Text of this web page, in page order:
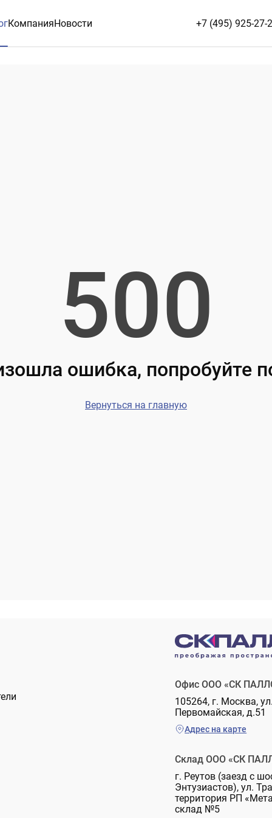
КомпанияНовости +7 (495) 925-27-
500
ошибка, попробуйте
Вернуться на главную
Офис ООО «СК
105264, г. Москва,
Первомайская, д.51
Адрес на карте
Склад ООО «СК
г. Реутов (заезд с
Энтузиастов), ул.
территория РП
склад №5